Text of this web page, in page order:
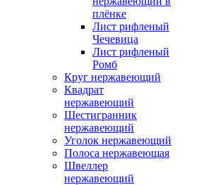
плёнке
Лист рифленый
Чечевица
Лист рифленый
Ромб
Круг нержавеющий
Квадрат
нержавеющий
Шестигранник
нержавеющий
Уголок нержавеющий
Полоса нержавеющая
Швеллер
нержавеющий